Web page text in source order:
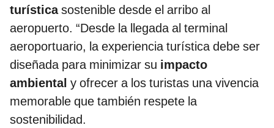
turísticasostenible desde el arribo al
aeropuerto. “Desde la llegada al terminal
aeroportuario, la experiencia turística debe ser
diseñada para minimizar su impacto
ambiental y ofrecer a los turistas una vivencia
memorable que también respete la
sostenibilidad.